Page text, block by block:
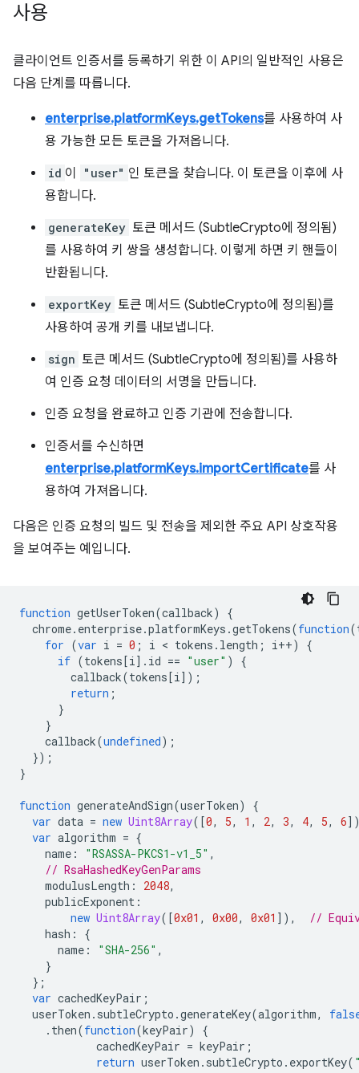
사용
클라이언트 인증서를 등록하기 위한 이 API의 일반적인 사용은
다음 단계를 따릅니다.
enterprise.platformKeys.getTokens를 사용하여 사
용 가능한 모든 토큰을 가져옵니다.
id 이 "user" 인 토큰을 찾습니다. 이 토큰을 이후에 사
용합니다.
generateKey 토큰 메서드 (SubtleCrypto에 정의됨)
를 사용하여 키 쌍을 생성합니다. 이렇게 하면 키 핸들이
반환됩니다.
exportKey 토큰 메서드 (SubtleCrypto에 정의됨)를
사용하여 공개 키를 내보냅니다.
sign 토큰 메서드 (SubtleCrypto에 정의됨)를 사용하
여 인증 요청 데이터의 서명을 만듭니다.
인증 요청을 완료하고 인증 기관에 전송합니다.
인증서를 수신하면
enterprise.platformKeys.importCertificate를 사
용하여 가져옵니다.
다음은 인증 요청의 빌드 및 전송을 제외한 주요 API 상호작용
을 보여주는 예입니다.
function getUserToken(callback)
{
chrome. enterprise.platformKeys .getTokens(function(
for (var i = 0 ; i < tokens . length ; i++)
{
if (tokens[i]. id == "user" )
{
callback(tokens[i]);
return ;
}
}
callback(undefined);
});
}
function generateAndSign(userToken)
{
var data = new Uint8Array([0, 5, 1 , 2, 3, 4, 5, 6
var algorithm = {
name : "RSASSA-PKCS1-v1_5" ,
// RsaHashedKeyGenParams
modulusLength : 2048,
publicExponent :
new Uint8Array([0x01 , 0x00, 0x01 ]),
//
hash :
{
name : "SHA-256" ,
}
};
var cachedKeyPair ;
userToken . subtleCrypto .generateKey(algorithm,
. then(function(keyPair)
{
cachedKeyPair = keyPair ;
return userToken . subtleCrypto . exportKey(